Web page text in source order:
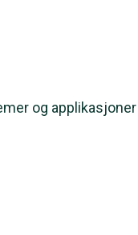
og applikasjoner